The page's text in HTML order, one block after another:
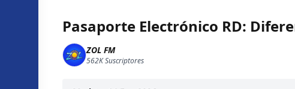
Pasaporte Electrónico RD:
ZOL FM
562KSuscriptores